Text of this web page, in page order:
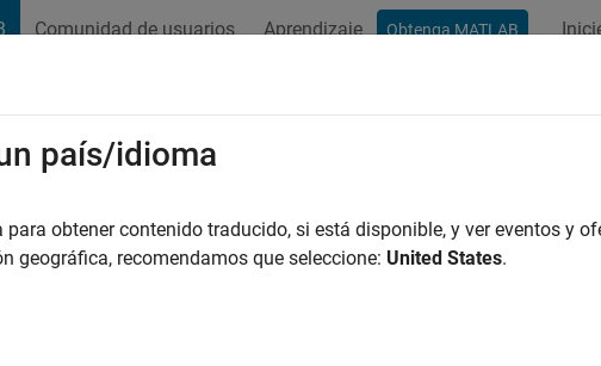
Comunidad de usuarios Aprendizaje Obtenga MATLAB
¿Qué tan útil fue esta
país/idioma
obtener contenido traducido, si está disponible, y ver eventos y
geográfica, recomendamos que seleccione: United States.